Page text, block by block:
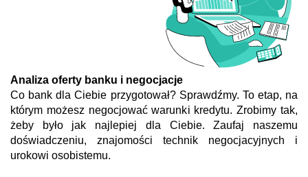
Analiza oferty banku i negocjacje
Co bank dla Ciebie przygotował? Sprawdźmy. To etap, na
którym możesz negocjować warunki kredytu. Zrobimy tak,
żeby było jak najlepiej dla Ciebie. Zaufaj naszemu
doświadczeniu, znajomości technik negocjacyjnych i
urokowi osobistemu.